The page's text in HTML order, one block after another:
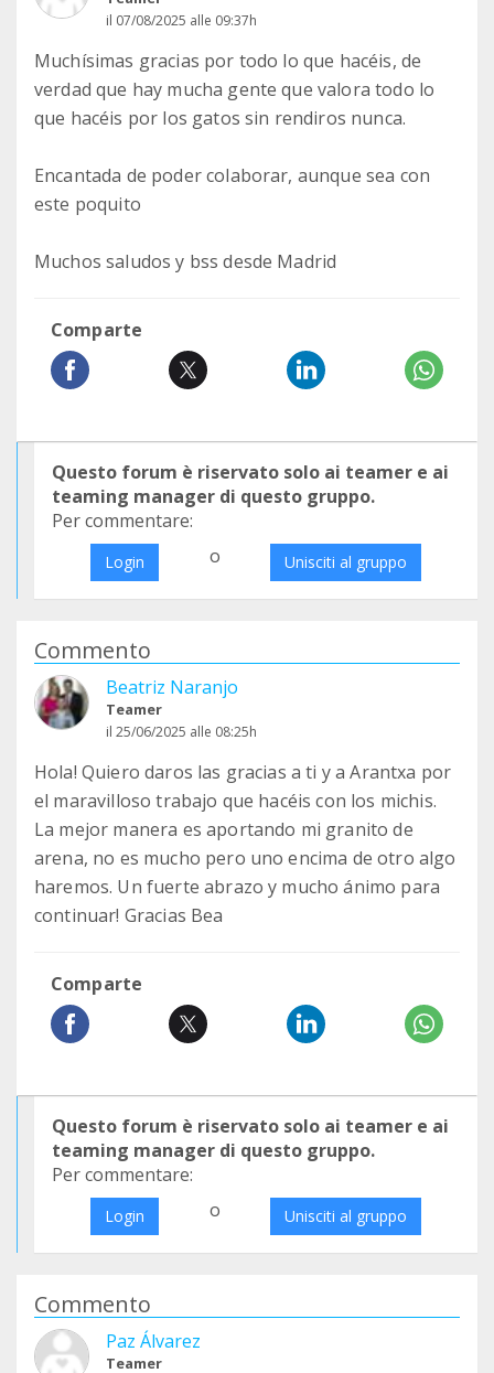
il 07/08/2025 alle 09:37h
Muchísimas gracias por todo lo que hacéis, de
verdad que hay mucha gente que valora todo lo
que hacéis por los gatos sin rendiros nunca.
Encantada de poder colaborar, aunque sea con
este poquito
Muchos saludos y bss desde Madrid
Comparte
Questo forum è riservato solo ai teamer e ai
teaming manager di questo gruppo.
Per commentare:
Login o Unisciti al gruppo
Commento
Beatriz Naranjo
Teamer
il 25/06/2025 alle 08:25h
Hola! Quiero daros las gracias a ti y a Arantxa por
el maravilloso trabajo que hacéis con los michis.
La mejor manera es aportando mi granito de
arena, no es mucho pero uno encima de otro algo
haremos. Un fuerte abrazo y mucho ánimo para
continuar! Gracias Bea
Comparte
Questo forum è riservato solo ai teamer e ai
teaming manager di questo gruppo.
Per commentare:
Login o Unisciti al gruppo
Commento
Paz Álvarez
Teamer